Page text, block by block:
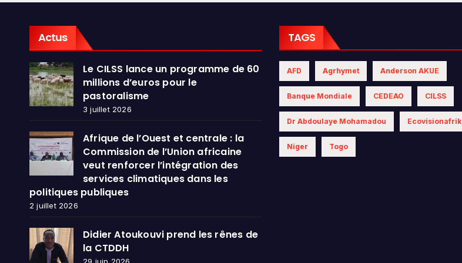
dans les politiques
Actus
Le CILSS lance un programme de 60
millions d’euros pour le
pastoralisme
3 juillet 2026
Afrique de l’Ouest et centrale : la
Commission de l’Union africaine
veut renforcer l’intégration des
services climatiques dans les
politiques publiques
2 juillet 2026
Didier Atoukouvi prend les rênes de
la CTDDH
29 juin 2026
TAGS
AFD Agrhymet Anderson AKUE
Banque Mondiale CEDEAO CILSS
Dr Abdoulaye Mohamadou Ecovisionafrik
Niger Togo